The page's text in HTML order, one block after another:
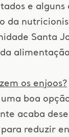
e alguns
da
Santa
os enjoos?
boa
acaba
reduzir